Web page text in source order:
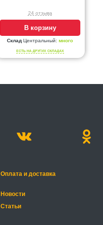
24 отзыва
В корзину
Склад Центральный: много
ЕСТЬ НА ДРУГИХ СКЛАДАХ
Оплата и доставка
Новости
Статьи